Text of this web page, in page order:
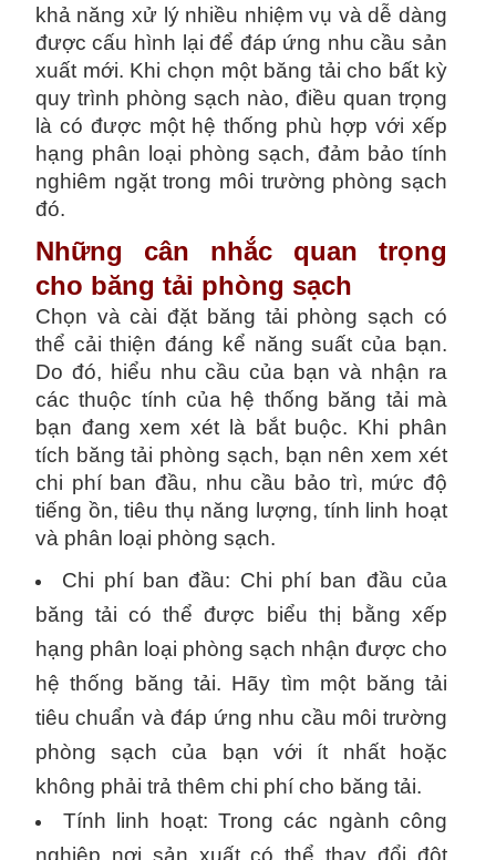
khả năng xử lý nhiều nhiệm vụ và dễ dàng
được cấu hình lại để đáp ứng nhu cầu sản
xuất mới. Khi chọn một băng tải cho bất kỳ
quy trình phòng sạch nào, điều quan trọng
là có được một hệ thống phù hợp với xếp
hạng phân loại phòng sạch, đảm bảo tính
nghiêm ngặt trong môi trường phòng sạch
đó.
Những cân nhắc quan trọng
cho băng tải phòng sạch
Chọn và cài đặt băng tải phòng sạch có
thể cải thiện đáng kể năng suất của bạn.
Do đó, hiểu nhu cầu của bạn và nhận ra
các thuộc tính của hệ thống băng tải mà
bạn đang xem xét là bắt buộc. Khi phân
tích băng tải phòng sạch, bạn nên xem xét
chi phí ban đầu, nhu cầu bảo trì, mức độ
tiếng ồn, tiêu thụ năng lượng, tính linh hoạt
và phân loại phòng sạch.
Chi phí ban đầu: Chi phí ban đầu của
băng tải có thể được biểu thị bằng xếp
hạng phân loại phòng sạch nhận được cho
hệ thống băng tải. Hãy tìm một băng tải
tiêu chuẩn và đáp ứng nhu cầu môi trường
phòng sạch của bạn với ít nhất hoặc
không phải trả thêm chi phí cho băng tải.
Tính linh hoạt: Trong các ngành công
nghiệp nơi sản xuất có thể thay đổi đột